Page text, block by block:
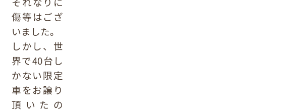
傷等はござ
いました。
しかし、世
界で40台し
かない限定
車をお譲り
頂いたの